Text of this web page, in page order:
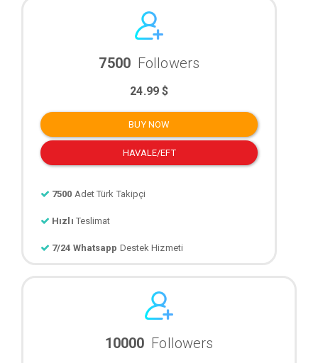
7500 Followers
24.99 $
BUY NOW
HAVALE/EFT
7500 Adet Türk Takipçi
Hızlı Teslimat
7/24 Whatsapp Destek Hizmeti
10000 Followers